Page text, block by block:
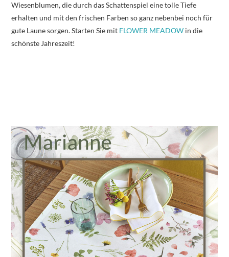
Wiesenblumen, die durch das Schattenspiel eine tolle Tiefe
erhalten und mit den frischen Farben so ganz nebenbei noch für
gute Laune sorgen. Starten Sie mit FLOWER MEADOW in die
schönste Jahreszeit!